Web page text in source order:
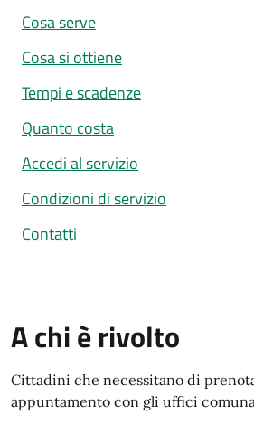
Cosa serve
Cosa si ottiene
Tempi e scadenze
Quanto costa
Accedi al servizio
Condizioni di servizio
Contatti
A chi è rivolto
Cittadini che necessitano di
appuntamento con gli uffici